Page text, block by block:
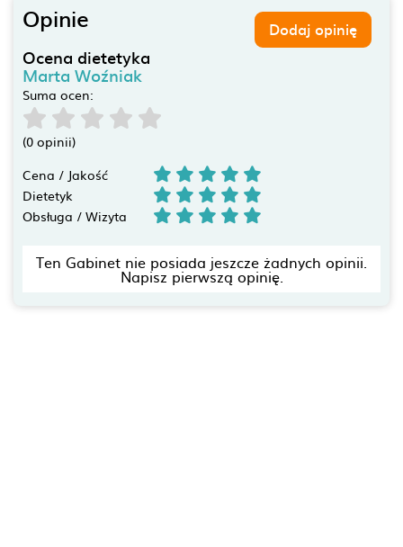
Opinie Dodaj opinię
Ocena dietetyka
Marta Woźniak
Suma ocen:
(0 opinii)
Cena / Jakość
Dietetyk
Obsługa / Wizyta
Ten Gabinet nie posiada jeszcze żadnych opinii.
Napisz pierwszą opinię.